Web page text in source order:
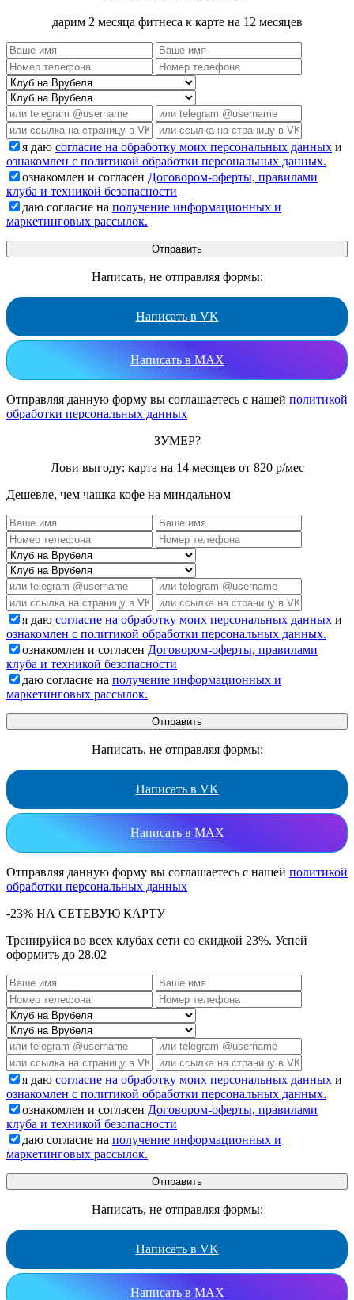
дарим 2 месяца фитнеса к карте на 12 месяцев
я даю согласие на обработку моих персональных данных и
ознакомлен с политикой обработки персональных данных.
ознакомлен и согласен Договором-оферты, правилами
клуба и техникой безопасности
даю согласие на получение информационных и
маркетинговых рассылок.
Написать, не отправляя формы:
Написать в VK
Написать в MAX
Отправляя данную форму вы соглашаетесь с нашей политикой
обработки персональных данных
ЗУМЕР?
Лови выгоду: карта на 14 месяцев от 820 р/мес
Дешевле, чем чашка кофе на миндальном
я даю согласие на обработку моих персональных данных и
ознакомлен с политикой обработки персональных данных.
ознакомлен и согласен Договором-оферты, правилами
клуба и техникой безопасности
даю согласие на получение информационных и
маркетинговых рассылок.
Написать, не отправляя формы:
Написать в VK
Написать в MAX
Отправляя данную форму вы соглашаетесь с нашей политикой
обработки персональных данных
-23% НА СЕТЕВУЮ КАРТУ
Тренируйся во всех клубах сети со скидкой 23%. Успей
оформить до 28.02
я даю согласие на обработку моих персональных данных и
ознакомлен с политикой обработки персональных данных.
ознакомлен и согласен Договором-оферты, правилами
клуба и техникой безопасности
даю согласие на получение информационных и
маркетинговых рассылок.
Написать, не отправляя формы:
Написать в VK
Написать в MAX